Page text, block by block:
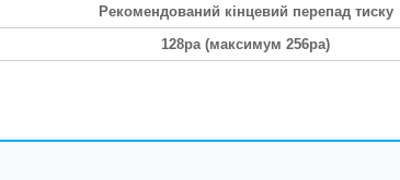
Рекомендований кінцевий перепад тиску
128ра (максимум 256ра)